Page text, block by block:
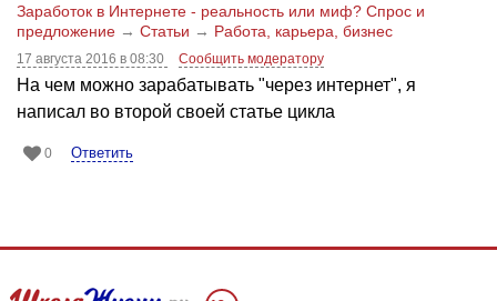
Заработок в Интернете - реальность или миф? Спрос и
предложение → Статьи → Работа, карьера, бизнес
17 августа 2016 в 08:30 Сообщить модератору
На чем можно зарабатывать "через интернет", я
написал во второй своей статье цикла
0 Ответить